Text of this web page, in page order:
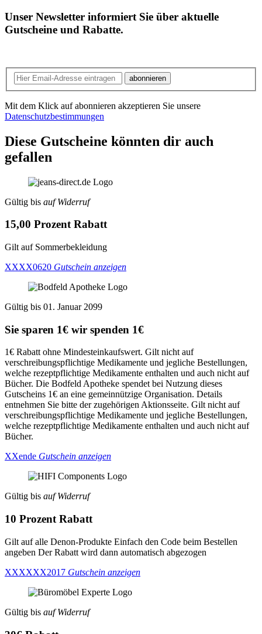
Unser Newsletter informiert Sie über aktuelle
Gutscheine und Rabatte.
abonnieren
Mit dem Klick auf abonnieren akzeptieren Sie unsere
Datenschutzbestimmungen
Diese Gutscheine könnten dir auch
gefallen
Gültig bis auf Widerruf
15,00 Prozent Rabatt
Gilt auf Sommerbekleidung
XXXX0620 Gutschein anzeigen
Gültig bis 01. Januar 2099
Sie sparen 1€ wir spenden 1€
1€ Rabatt ohne Mindesteinkaufswert. Gilt nicht auf
verschreibungspflichtige Medikamente und jegliche Bestellungen,
welche rezeptpflichtige Medikamente enthalten und auch nicht auf
Bücher. Die Bodfeld Apotheke spendet bei Nutzung dieses
Gutscheins 1€ an eine gemeinnützige Organisation. Details
entnehmen Sie bitte der zugehörigen Aktionsseite. Gilt nicht auf
verschreibungspflichtige Medikamente und jegliche Bestellungen,
welche rezeptpflichtige Medikamente enthalten und auch nicht auf
Bücher.
XXende Gutschein anzeigen
Gültig bis auf Widerruf
10 Prozent Rabatt
Gilt auf alle Denon-Produkte Einfach den Code beim Bestellen
angeben Der Rabatt wird dann automatisch abgezogen
XXXXXX2017 Gutschein anzeigen
Gültig bis auf Widerruf